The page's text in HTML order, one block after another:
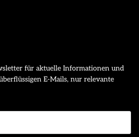
für aktuelle Informationen und
E-Mails, nur relevante